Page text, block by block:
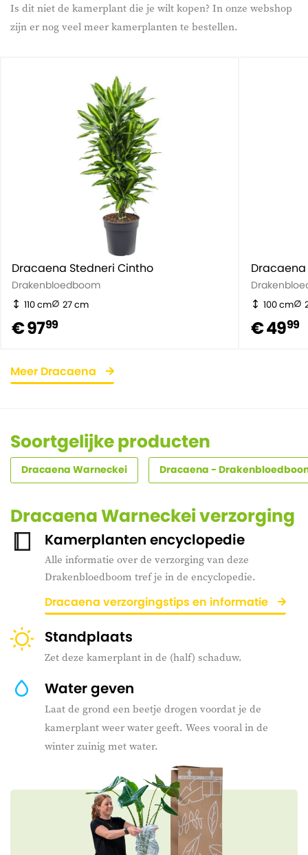
Is dit niet de kamerplant die je wilt kopen? In onze webshop
zijn er nog veel meer kamerplanten te bestellen.
Dracaena Stedneri Cintho
Drakenbloedboom
110 cm 27 cm
€ 9799
100 cm
€ 4999
Meer Dracaena
Soortgelijke producten
Dracaena Warneckei Dracaena -
Dracaena Warneckei verzorging
Kamerplanten encyclopedie
Alle informatie over de verzorging van deze
Drakenbloedboom tref je in de encyclopedie.
Dracaena verzorgingstips en informatie
Standplaats
Zet deze kamerplant in de (half) schaduw.
Water geven
Laat de grond een beetje drogen voordat je de
kamerplant weer water geeft. Wees vooral in de
winter zuinig met water.